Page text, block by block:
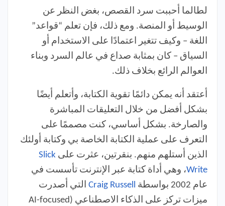
لطالما أحببت سرد القصص، بغض النظر عن
الوسيط أو المنصة. ومع ذلك، فإن تعلم “قواعد”
اللغة – وكيف تتغير اعتمادًا على الاستخدام أو
السياق – كان بمثابة صداع في عالم السرد وبناء
العوالم الرائع بخلاف ذلك.
أعتقد أنه يمكن دائمًا تقوية الكتابة، وأتعلم أيضًا
بشكل أفضل من خلال التعليقات المباشرة
والصارخة. بشكل أساسي، كنت مصممًا على
التعرف على عملية الكتابة الخاصة بي وكتابة أولئك
الذين أستلهم منهم. بنقرتين، عثرت على Slick
Write، وهي أداة كتابة عبر الإنترنت تأسست في
عام 2002 بواسطة
Craig Russell التي أصدرت
ميزات تركز على الذكاء الاصطناعي (AI-focused